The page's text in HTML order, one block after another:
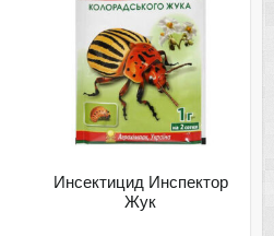
Инсектицид Инспектор
Жук